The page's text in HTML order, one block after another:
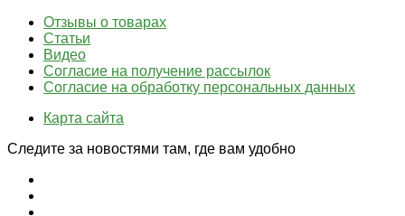
Отзывы о товарах
Статьи
Видео
Согласие на получение рассылок
Согласие на обработку персональных данных
Карта сайта
Следите за новостями там, где вам удобно